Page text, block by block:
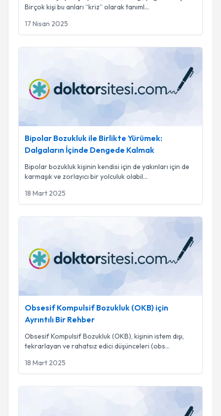
Birçok kişi bu anları “kriz” olarak tanıml...
17 Nisan 2025
Bipolar Bozukluk ile Birlikte Yürümek:
Dalgaların İçinde Dengede Kalmak
Bipolar bozukluk kişinin kendisi için de yakınları için de
karmaşık ve zorlayıcı bir yolculuk olabil...
18 Mart 2025
Obsesif Kompulsif Bozukluk (OKB) için
Ayrıntılı Bir Rehber
Obsesif Kompulsif Bozukluk (OKB), kişinin istem dışı,
tekrarlayan ve rahatsız edici düşünceleri (obs...
18 Mart 2025